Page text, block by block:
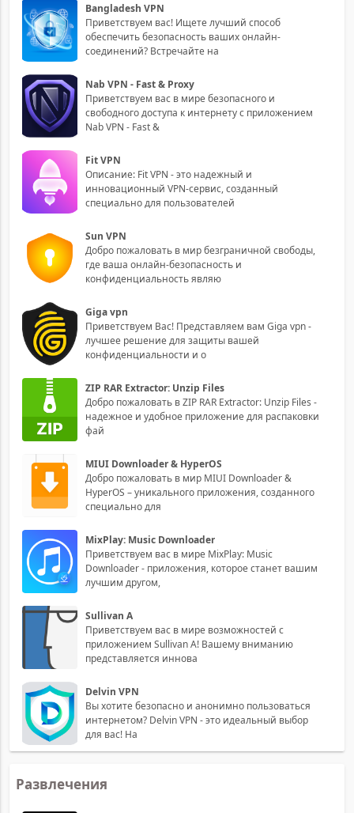
Bangladesh VPN
Приветствуем вас! Ищете лучший способ
обеспечить безопасность ваших онлайн-
соединений? Встречайте на
Nab VPN - Fast & Proxy
Приветствуем вас в мире безопасного и
свободного доступа к интернету с приложением
Nab VPN - Fast &
Fit VPN
Описание: Fit VPN - это надежный и
инновационный VPN-сервис, созданный
специально для пользователей
Sun VPN
Добро пожаловать в мир безграничной свободы,
где ваша онлайн-безопасность и
конфиденциальность являю
Giga vpn
Приветствуем Вас! Представляем вам Giga vpn -
лучшее решение для защиты вашей
конфиденциальности и о
ZIP RAR Extractor: Unzip Files
Добро пожаловать в ZIP RAR Extractor: Unzip Files -
надежное и удобное приложение для распаковки
фай
MIUI Downloader & HyperOS
Добро пожаловать в мир MIUI Downloader &
HyperOS – уникального приложения, созданного
специально для
MixPlay: Music Downloader
Приветствуем вас в мире MixPlay: Music
Downloader - приложения, которое станет вашим
лучшим другом,
Sullivan A
Приветствуем вас в мире возможностей с
приложением Sullivan A! Вашему вниманию
представляется иннова
Delvin VPN
Вы хотите безопасно и анонимно пользоваться
интернетом? Delvin VPN - это идеальный выбор
для вас! На
Развлечения